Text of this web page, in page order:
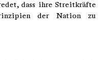
dass ihre Streitkräfte
der Nation zu